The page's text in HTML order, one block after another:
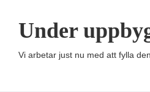
Under
Vi arbetar just nu med att fylla